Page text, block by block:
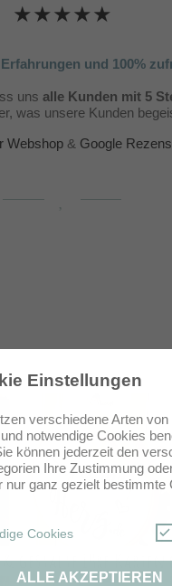
Einstellungen
verschiedene Arten von
notwendige Cookies
können jederzeit den
Ihre Zustimmung
nur ganz gezielt bestimmte
Cookies
ALLE AKZEPTIEREN
★★★★★
und 100%
uns alle Kunden mit 5
was unsere Kunden
Webshop & Google